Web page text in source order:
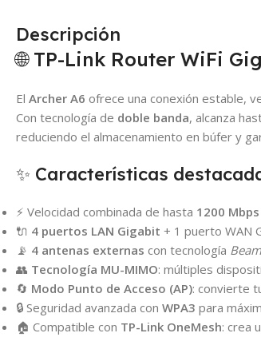
Descripción
🌐 TP-Link Router WiFi
El Archer A6 ofrece una conexión estable,
Con tecnología de doble banda, alcanza
reduciendo el almacenamiento en búfer y
✨ Características
⚡ Velocidad combinada de hasta 1200 Mbps
🔌 4 puertos LAN Gigabit + 1 puerto WAN
📡 4 antenas externas con tecnología
👥 Tecnología MU-MIMO: múltiples
🔄 Modo Punto de Acceso (AP): convierte
🔒 Seguridad avanzada con WPA3 para
🏠 Compatible con TP-Link OneMesh: crea